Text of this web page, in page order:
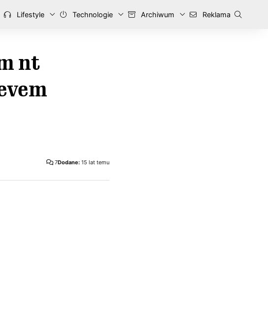
Lifestyle Technologie Archiwum Reklama
nt
7Dodane: 15 lat temu